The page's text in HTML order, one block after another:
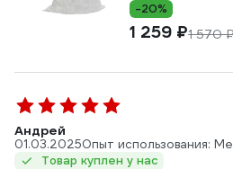
-20%
1 259 ₽1 570
Андрей
01.03.2025Опыт использования:
Товар куплен у нас